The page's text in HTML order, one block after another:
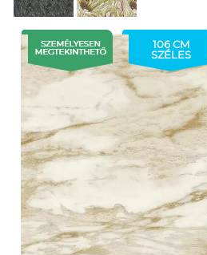
106 CM
SZÉLES